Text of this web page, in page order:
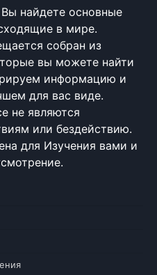
найдете основные
в мире.
собран из
вы можете найти
информацию и
для вас виде.
не являются
или бездействию.
для Изучения вами и